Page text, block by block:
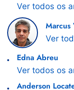
Ver todos os
Marcus
Ver
Edna Abreu
Ver todos os
Anderson